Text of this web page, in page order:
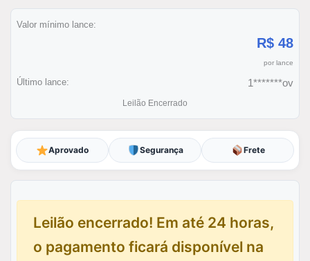
Valor mínimo lance:
R$ 48
por lance
Último lance: 1*******ov
Leilão Encerrado
Aprovado Segurança Frete
Leilão encerrado! Em até 24 horas,
o pagamento ficará disponível na